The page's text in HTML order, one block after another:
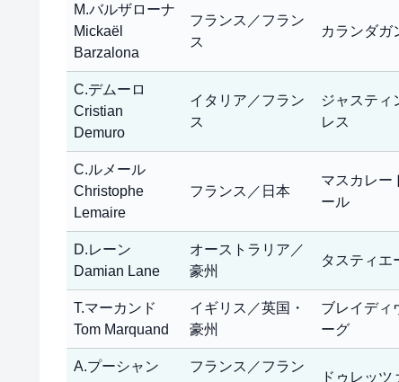
M.バルザローナ
Mickaël
Barzalona
フランス／フラン
ス
カランダガ
C.デムーロ
Cristian
Demuro
イタリア／フラン
ス
ジャスティ
レス
C.ルメール
Christophe
Lemaire
フランス／日本
マスカレー
ール
D.レーン
Damian Lane
オーストラリア／
豪州
タスティエ
T.マーカンド
Tom Marquand
イギリス／英国・
豪州
ブレイディ
ーグ
A.プーシャン
フランス／フラン
ドゥレッツ